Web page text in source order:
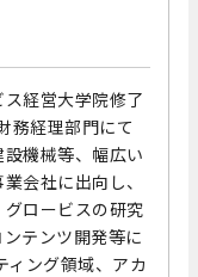
経営大学院修了
務経理部門にて
機械等、幅広い
会社に出向し、
ロービスの研究
テンツ開発等に
ィング領域、アカ